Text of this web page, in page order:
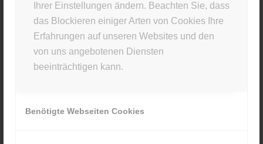
Ihrer Einstellungen ändern. Beachten Sie, dass
das Blockieren einiger Arten von Cookies Ihre
Erfahrungen auf unseren Websites und den
von uns angebotenen Diensten
beeinträchtigen kann.
Benötigte Webseiten Cookies
STUDIO INFO
Materia Viva
Kellerstr. 43 · 81667 München